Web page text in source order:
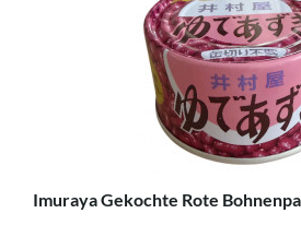
Imuraya Gekochte Rote